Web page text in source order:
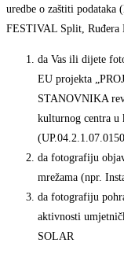
uredbe o zaštiti
FESTIVAL Split, Ruđera
da Vas ili dijete
EU projekta
STANOVNIKA
kulturnog centra u
da fotografiju
mrežama (npr.
da fotografiju
aktivnosti
SOLAR